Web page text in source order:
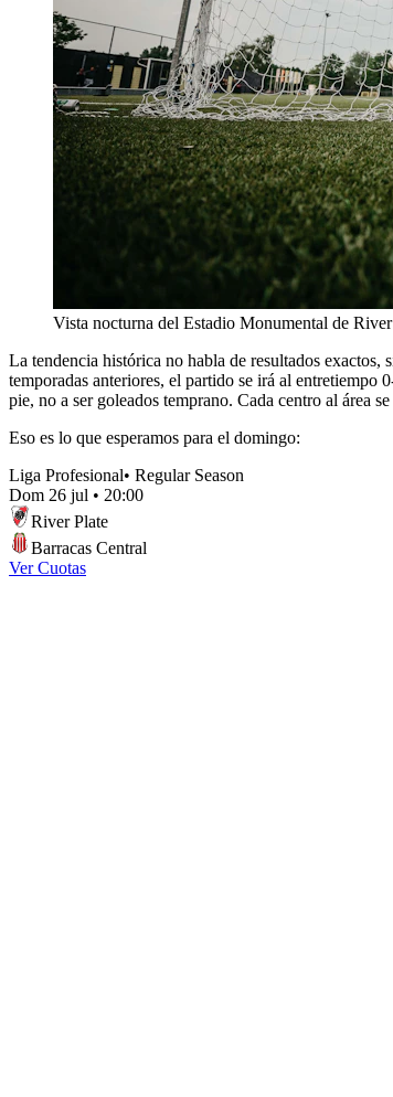
Vista nocturna del Estadio Monumental de
La tendencia histórica no habla de resultados
temporadas anteriores, el partido se irá al
pie, no a ser goleados temprano. Cada centro al área
Eso es lo que esperamos para el domingo:
Liga Profesional• Regular Season
Dom 26 jul • 20:00
River Plate
Barracas Central
Ver Cuotas